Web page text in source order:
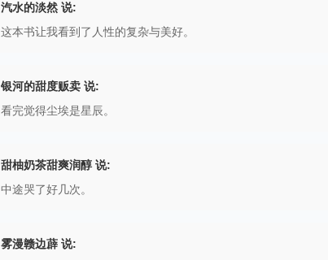
汽水的淡然 说:
这本书让我看到了人性的复杂与美好。
银河的甜度贩卖 说:
看完觉得尘埃是星辰。
甜柚奶茶甜爽润醇 说:
中途哭了好几次。
雾漫赣边薜 说: